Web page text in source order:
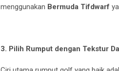
menggunakan Bermuda Tifdwarf
3. Pilih Rumput dengan Tekstur